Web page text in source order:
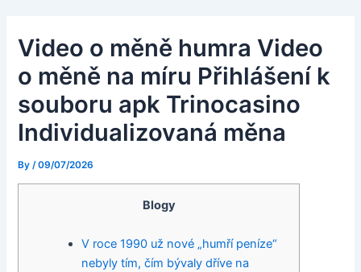
Video o měně humra Video
o měně na míru Přihlášení k
souboru apk Trinocasino
Individualizovaná měna
By/09/07/2026
Blogy
V roce 1990 už nové „humří peníze“
nebyly tím, čím bývaly dříve na